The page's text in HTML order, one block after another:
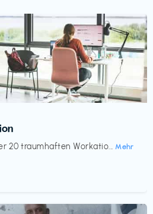
20 traumhaften Workatio... Mehr